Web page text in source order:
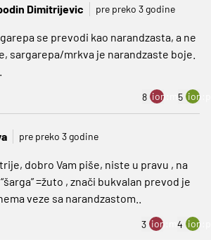
Dimitrijevic pre preko 3 godine
se prevodi kao narandzasta, a ne
sargarepa/mrkva je narandzaste boje.
8 ion:minus
5
pre preko 3 godine
dobro Vam piše, niste u pravu , na
=žuto , znači bukvalan prevod je
veze sa narandzastom..
3 ion:minus
4